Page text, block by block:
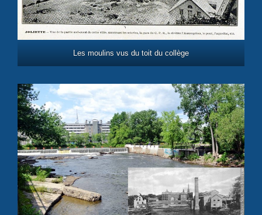
Les moulins vus du toit du collège